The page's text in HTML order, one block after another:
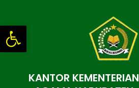
Open toolbar
konten
KANTOR KEMENTERIAN